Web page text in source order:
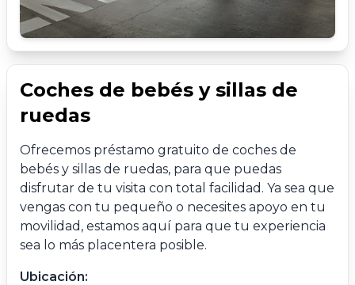
Coches de bebés y sillas de
ruedas
Ofrecemos préstamo gratuito de coches de
bebés y sillas de ruedas, para que puedas
disfrutar de tu visita con total facilidad. Ya sea que
vengas con tu pequeño o necesites apoyo en tu
movilidad, estamos aquí para que tu experiencia
sea lo más placentera posible.
Ubicación: